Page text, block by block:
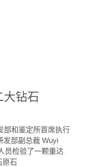
大钻石
部和鉴定所首席执行
发部副总裁 Wuyi
员检验了一颗重达
原石